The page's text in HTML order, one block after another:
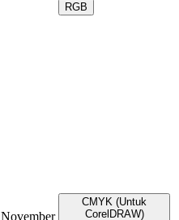
RGB
November
CMYK (Untuk
CorelDRAW)